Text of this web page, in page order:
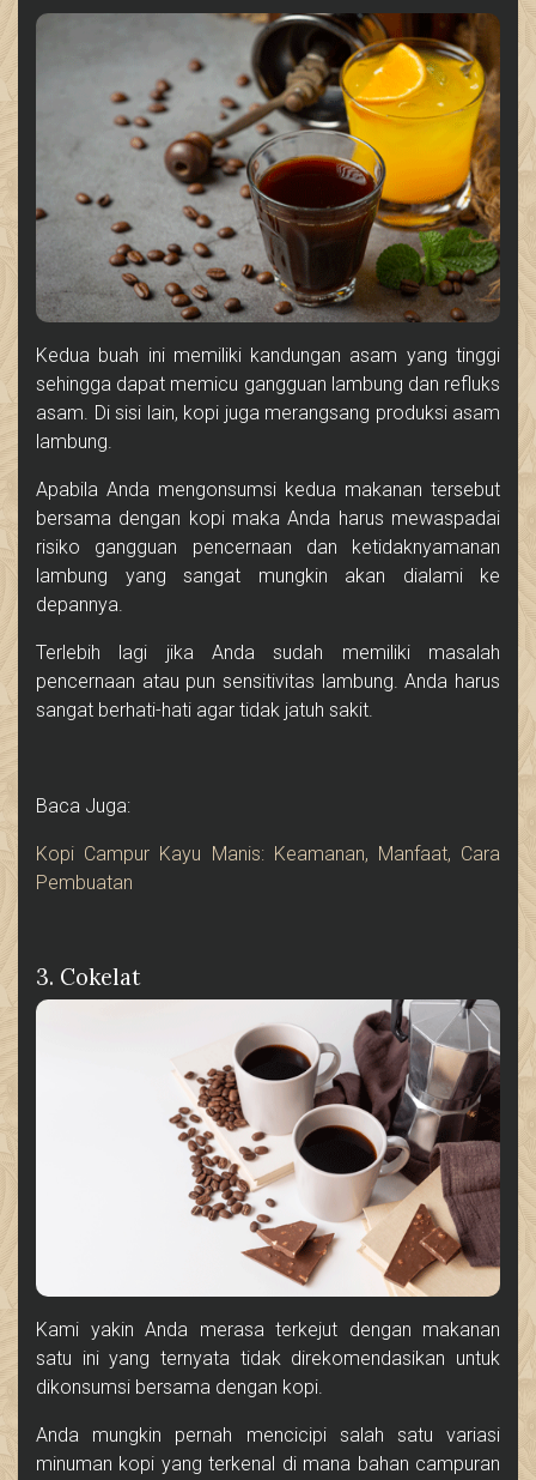
Kedua buah ini memiliki kandungan asam yang tinggi
sehingga dapat memicu gangguan lambung dan refluks
asam. Di sisi lain, kopi juga merangsang produksi asam
lambung.
Apabila Anda mengonsumsi kedua makanan tersebut
bersama dengan kopi maka Anda harus mewaspadai
risiko gangguan pencernaan dan ketidaknyamanan
lambung yang sangat mungkin akan dialami ke
depannya.
Terlebih lagi jika Anda sudah memiliki masalah
pencernaan atau pun sensitivitas lambung. Anda harus
sangat berhati-hati agar tidak jatuh sakit.
Baca Juga:
Kopi Campur Kayu Manis: Keamanan, Manfaat, Cara
Pembuatan
3. Cokelat
Kami yakin Anda merasa terkejut dengan makanan
satu ini yang ternyata tidak direkomendasikan untuk
dikonsumsi bersama dengan kopi.
Anda mungkin pernah mencicipi salah satu variasi
minuman kopi yang terkenal di mana bahan campuran